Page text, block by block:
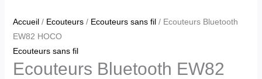
Accueil/ Ecouteurs/ Ecouteurs sans fil/ Ecouteurs Bluetooth
EW82 HOCO
Ecouteurs sans fil
Ecouteurs Bluetooth EW82